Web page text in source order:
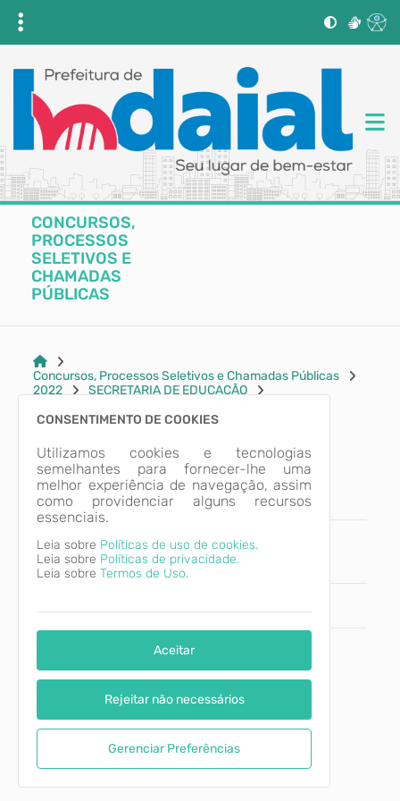
CONCURSOS,
PROCESSOS
SELETIVOS E
CHAMADAS
PÚBLICAS
Concursos, Processos Seletivos e Chamadas Públicas
2022
SECRETARIA DE EDUCAÇÃO
CONSENTIMENTO DE COOKIES
Utilizamos cookies e tecnologias
semelhantes para fornecer-lhe uma
melhor experiência de navegação, assim
como providenciar alguns recursos
essenciais.
Leia sobre Políticas de uso de cookies.
Leia sobre Políticas de privacidade.
Leia sobre Termos de Uso.
Aceitar
Rejeitar não necessários
Gerenciar Preferências
AMPLIAÇÃO CARGA HORÁRIA
DEFINITIVA
Compartilhe:
INÍCIO ARQUIVOS